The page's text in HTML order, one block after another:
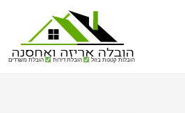
הובלות קטנות בזול הובלת דירות הובלת משרדים